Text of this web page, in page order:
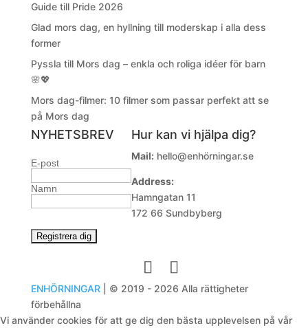
Guide till Pride 2026
Glad mors dag, en hyllning till moderskap i alla dess
former
Pyssla till Mors dag – enkla och roliga idéer för barn
🌸💖
Mors dag-filmer: 10 filmer som passar perfekt att se
på Mors dag
NYHETSBREV
E-post
Namn
Hur kan vi hjälpa dig?
Mail:hello@enhörningar.se
Address:
Hamngatan 11
172 66 Sundbyberg
ENHÖRNINGAR| © 2019 - 2026 Alla rättigheter
förbehållna
Vi använder cookies för att ge dig den bästa upplevelsen på vår